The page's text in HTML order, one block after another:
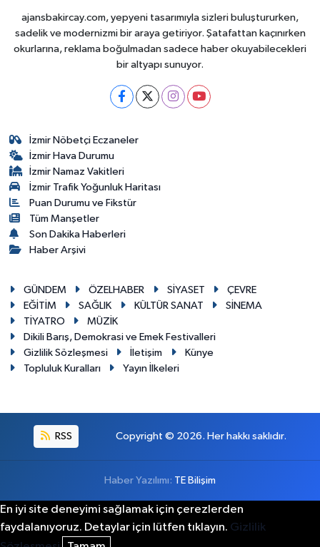
ajansbakircay.com, yepyeni tasarımıyla sizleri buluştururken,
sadelik ve modernizmi bir araya getiriyor. Şatafattan kaçınırken
okurlarına, reklama boğulmadan sadece haber okuyabilecekleri
bir altyapı sunuyor.
İzmir Nöbetçi Eczaneler
İzmir Hava Durumu
İzmir Namaz Vakitleri
İzmir Trafik Yoğunluk Haritası
Puan Durumu ve Fikstür
Tüm Manşetler
Son Dakika Haberleri
Haber Arşivi
GÜNDEM ÖZELHABER SİYASET
ÇEVRE
EĞİTİM
SAĞLIK KÜLTÜR SANAT
SİNEMA
TİYATRO
MÜZİK
Dikili Barış, Demokrasi ve Emek Festivalleri
Gizlilik Sözleşmesi
İletişim
Künye
Topluluk Kuralları
Yayın İlkeleri
RSS Copyright © 2026. Her hakkı saklıdır.
Haber Yazılımı: TE Bilişim
En iyi site deneyimi sağlamak için çerezlerden
faydalanıyoruz. Detaylar için lütfen tıklayın. Gizlilik